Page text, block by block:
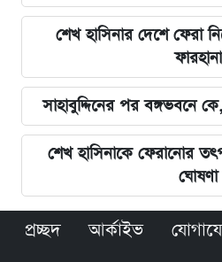
শেখ হাসিনার দেশে ফেরা
ফারহানা
সাহাবুদ্দিনের পর বঙ্গভবনে
শেখ হাসিনাকে ফেরানোর
ঘোষণা
প্রচ্ছদ আর্কাইভ